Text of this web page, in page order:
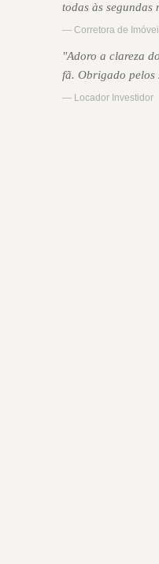
todas às
— Corretora de
"Adoro a clareza
fã. Obrigado pelos
— Locador Investidor